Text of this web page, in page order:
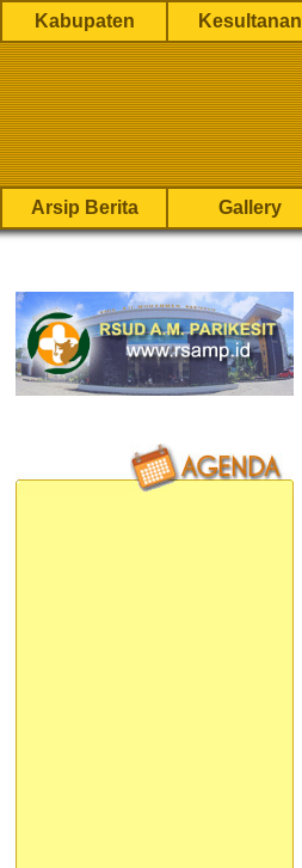
Kabupaten Kesultanan
Arsip Berita Gallery